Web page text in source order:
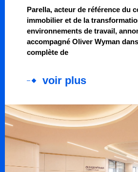
Parella, acteur de référence du
immobilier et de la
environnements de travail,
accompagné Oliver Wyman
complète de
voir plus